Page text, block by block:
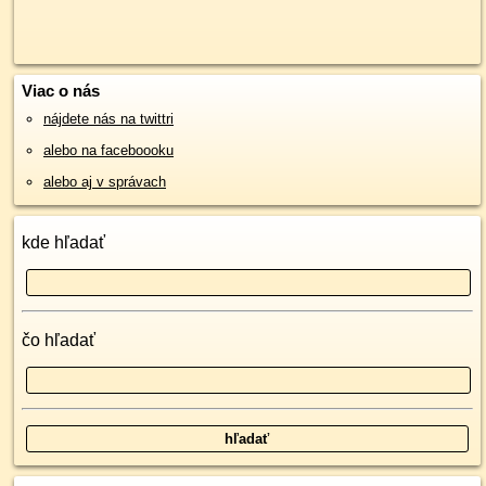
Viac o nás
nájdete nás na twittri
alebo na faceboooku
alebo aj v správach
kde hľadať
čo hľadať